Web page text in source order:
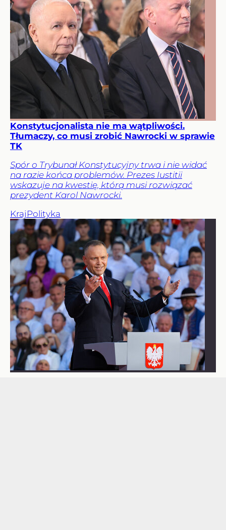
Konstytucjonalista nie ma wątpliwości.
Tłumaczy, co musi zrobić Nawrocki w sprawie
TK
Spór o Trybunał Konstytucyjny trwa i nie widać
na razie końca problemów. Prezes Iustitii
wskazuje na kwestię, którą musi rozwiązać
prezydent Karol Nawrocki.
Kraj Polityka